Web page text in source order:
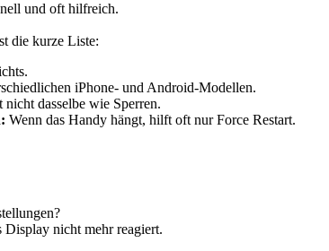
und oft hilfreich.
die kurze Liste:
iPhone- und Android-Modellen.
nicht dasselbe wie Sperren.
Wenn das Handy hängt, hilft oft nur Force Restart.
Display nicht mehr reagiert.